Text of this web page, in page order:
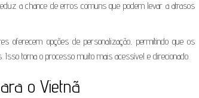
a chance de erros comuns que podem levar a atrasos
oferecem opções de personalização, permitindo que os
torna o processo muito mais acessível e direcionado.
o Vietnã